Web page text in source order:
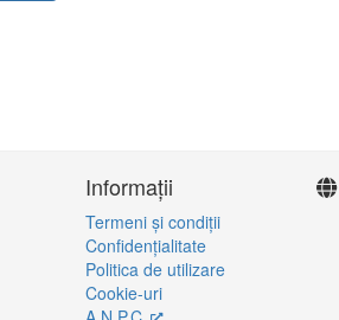
Informații
Termeni şi condiţii
Confidenţialitate
Politica de utilizare
Cookie-uri